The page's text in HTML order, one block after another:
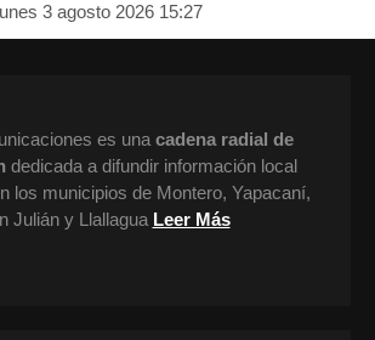
3 agosto 2026 15:27
es una cadena radial de
dedicada a difundir información local
los municipios de Montero, Yapacaní,
Julián y Llallagua Leer Más